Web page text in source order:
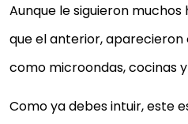
Aunque le siguieron
que el anterior, aparecieron
como microondas, cocinas
Como ya debes intuir, este